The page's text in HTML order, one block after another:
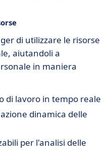
di utilizzare le risorse
aiutandoli a
in maniera
di lavoro in tempo reale
dinamica delle
per l'analisi delle